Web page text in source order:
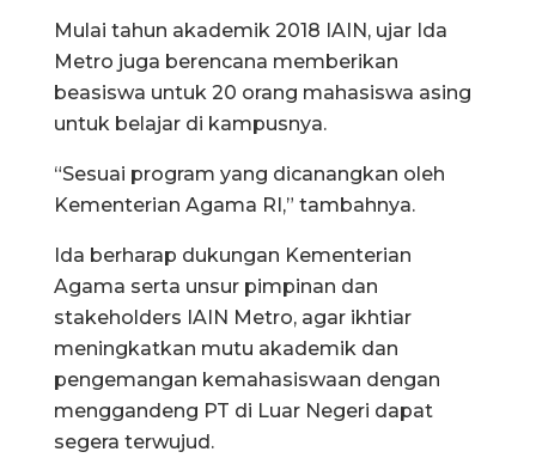
Mulai tahun akademik 2018 IAIN, ujar Ida
Metro juga berencana memberikan
beasiswa untuk 20 orang mahasiswa asing
untuk belajar di kampusnya.
“Sesuai program yang dicanangkan oleh
Kementerian Agama RI,” tambahnya.
Ida berharap dukungan Kementerian
Agama serta unsur pimpinan dan
stakeholders IAIN Metro, agar ikhtiar
meningkatkan mutu akademik dan
pengemangan kemahasiswaan dengan
menggandeng PT di Luar Negeri dapat
segera terwujud.